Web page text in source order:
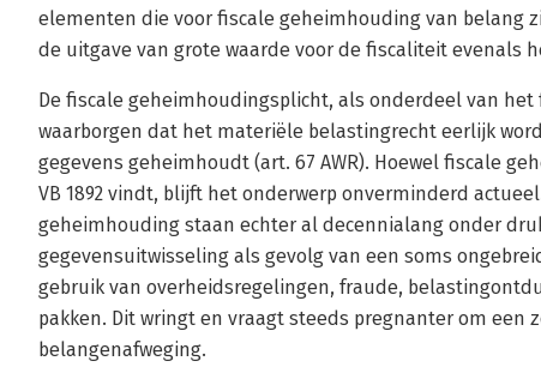
elementen die voor fiscale geheimhouding van belang
de uitgave van grote waarde voor de fiscaliteit evenals
De fiscale geheimhoudingsplicht, als onderdeel van
waarborgen dat het materiële belastingrecht eerlijk
gegevens geheimhoudt (art. 67 AWR). Hoewel fiscale
VB 1892 vindt, blijft het onderwerp onverminderd
geheimhouding staan echter al decennialang onder
gegevensuitwisseling als gevolg van een soms
gebruik van overheidsregelingen, fraude,
pakken. Dit wringt en vraagt steeds pregnanter om een
belangenafweging.